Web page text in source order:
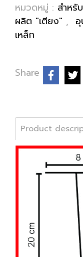
หมวดหมู่ : สำหรั
ผลิต "เตียง" ,
เหล็ก
Share
Product